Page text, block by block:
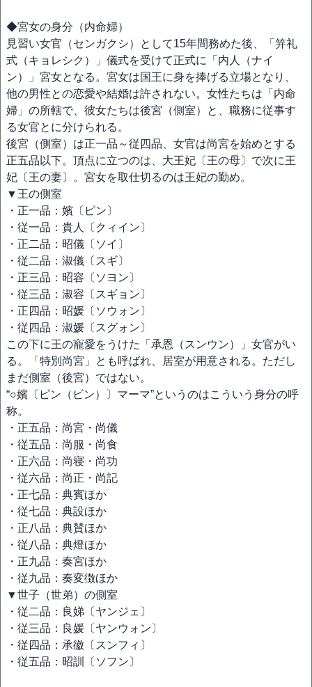
◆宮女の身分（内命婦）
見習い女官（センガクシ）として15年間務めた後、「笄礼
式（キョレシク）」儀式を受けて正式に「内人（ナイ
ン）」宮女となる。宮女は国王に身を捧げる立場となり、
他の男性との恋愛や結婚は許されない。女性たちは「内命
婦」の所轄で、彼女たちは後宮（側室）と、職務に従事す
る女官とに分けられる。
後宮（側室）は正一品～従四品、女官は尚宮を始めとする
正五品以下。頂点に立つのは、大王妃〔王の母〕で次に王
妃〔王の妻〕。宮女を取仕切るのは王妃の勤め。
▼王の側室
・正一品：嬪〔ピン〕
・従一品：貴人〔クィイン〕
・正二品：昭儀〔ソイ〕
・従二品：淑儀〔スギ〕
・正三品：昭容〔ソヨン〕
・従三品：淑容〔スギョン〕
・正四品：昭媛〔ソウォン〕
・従四品：淑媛〔スグォン〕
この下に王の寵愛をうけた「承恩（スンウン）」女官がい
る。「特別尚宮」とも呼ばれ、居室が用意される。ただし
まだ側室（後宮）ではない。
“○嬪〔ピン（ビン）〕マーマ”というのはこういう身分の呼
称。
・正五品：尚宮・尚儀
・従五品：尚服・尚食
・正六品：尚寝・尚功
・従六品：尚正・尚記
・正七品：典賓ほか
・従七品：典設ほか
・正八品：典賛ほか
・従八品：典燈ほか
・正九品：奏宮ほか
・従九品：奏変徴ほか
▼世子（世弟）の側室
・従二品：良娣〔ヤンジェ〕
・従三品：良媛〔ヤンウォン〕
・従四品：承徽〔スンフィ〕
・従五品：昭訓〔ソフン〕